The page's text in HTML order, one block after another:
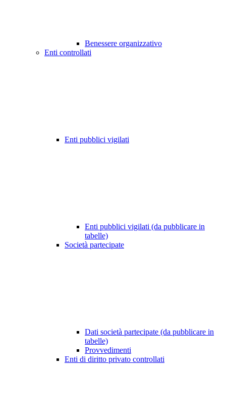
Benessere organizzativo
Enti controllati
Enti pubblici vigilati
Enti pubblici vigilati (da pubblicare in
tabelle)
Società partecipate
Dati società partecipate (da pubblicare in
tabelle)
Provvedimenti
Enti di diritto privato controllati